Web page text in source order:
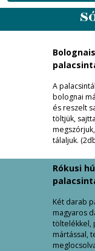
Bolognais
A
bolognai
és reszelt
töltjük,
tálaljuk.
Rókusi
Két darab
magyaros
töltelékkel,
mártással,